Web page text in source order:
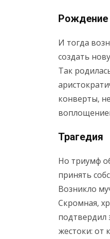
Рождение
И тогда
создать
Так
конверты,
Трагедия
Но триумф
принять
Возникло
Скромная,
подтвердил
жестоки: от